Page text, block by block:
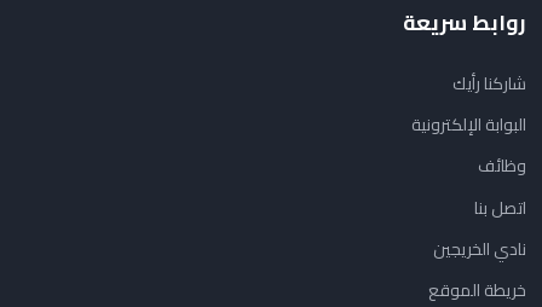
روابط سريعة
شاركنا رأيك
البوابة الإلكترونية
وظائف
اتصل بنا
نادي الخريجين
خريطة الموقع